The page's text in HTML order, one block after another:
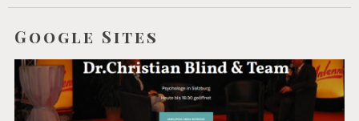
A
S
R
C
H
Google Sites